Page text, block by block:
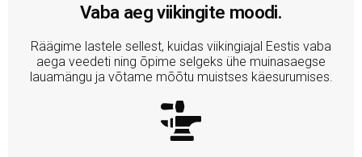
Vaba aeg viikingite moodi.
Räägime lastele sellest, kuidas viikingiajal Eestis vaba
aega veedeti ning õpime selgeks ühe muinasaegse
lauamängu ja võtame mõõtu muistses käesurumises.